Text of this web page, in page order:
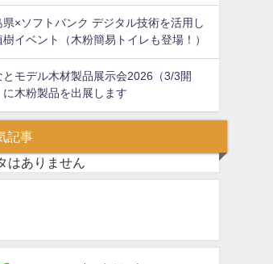
県×ソフトバンク デジタル技術を活用し
樹イベント（木粉簡易トイレも登場！）
とモデル木材製品展示会2026（3/3開
に木粉製品を出展します
記事
はありません